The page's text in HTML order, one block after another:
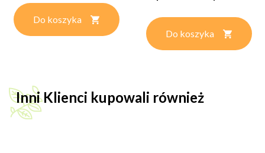
Do koszyka
Do koszyka
Inni Klienci kupowali również